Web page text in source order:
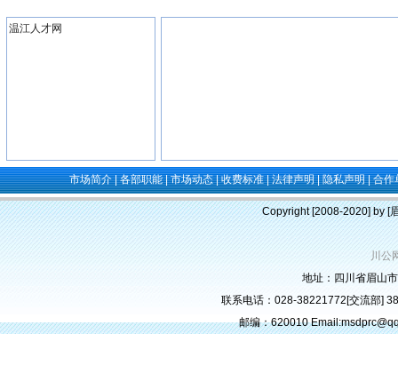
温江人才网
市场简介|各部职能|市场动态|收费标准|法律声明|隐私声明|合作
Copyright [2008-2020] by [
川公
地址：四川省眉山
联系电话：028-38221772[交流部]
邮编：620010